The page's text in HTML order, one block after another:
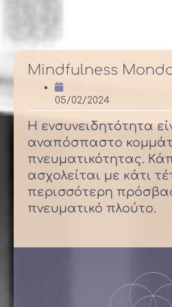
Mindfulness
05/02/2024
Η ενσυνειδητότητα
αναπόσπαστο
πνευματικότητας.
ασχολείται με κάτι
περισσότερη
πνευματικό πλούτο.